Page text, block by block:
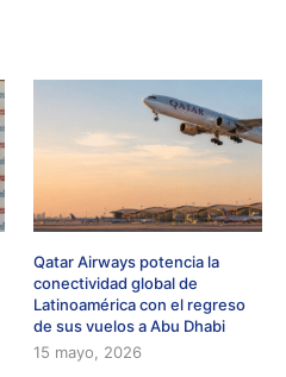
Qatar Airways potencia la
conectividad global de
Latinoamérica con el regreso
de sus vuelos a Abu Dhabi
15 mayo, 2026